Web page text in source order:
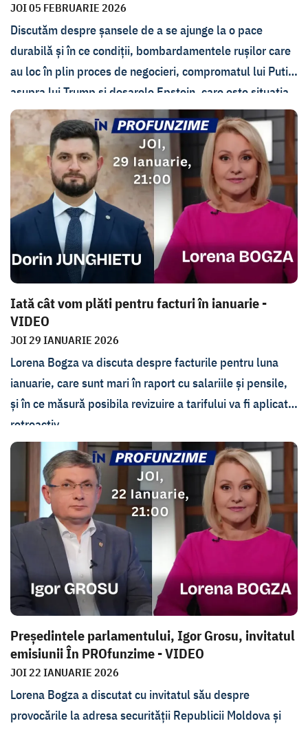
JOI 05 FEBRUARIE 2026
Discutăm despre șansele de a se ajunge la o pace
durabilă și în ce condiții, bombardamentele rușilor care
au loc în plin proces de negocieri, compromatul lui Putin
asupra lui Trump și dosarele Epstein, care este situația
de pe front și cât mai poate rezista Ucraina.
Iată cât vom plăti pentru facturi în ianuarie -
VIDEO
JOI 29 IANUARIE 2026
Lorena Bogza va discuta despre facturile pentru luna
ianuarie, care sunt mari în raport cu salariile și pensile,
și în ce măsură posibila revizuire a tarifului va fi aplicată
retroactiv.
Avem sau nu suficient gaz pentru sezonul rece, în
condițiile în care temperaturile sunt mici și consumul a
crescut, și cât ne va costa curentul electric importat în
regim de avarie? Aflăm raspunsurile joi de la ministrul
Energiei.
Președintele parlamentului, Igor Grosu, invitatul
emisiunii În PROfunzime - VIDEO
JOI 22 IANUARIE 2026
Lorena Bogza a discutat cu invitatul său despre
provocările la adresa securității Republicii Moldova și